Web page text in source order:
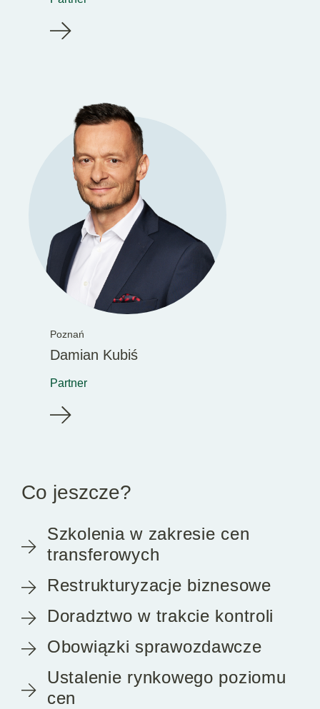
Poznań
Damian Kubiś
Partner
Co jeszcze?
Szkolenia w zakresie cen
transferowych
Restrukturyzacje biznesowe
Doradztwo w trakcie kontroli
Obowiązki sprawozdawcze
Ustalenie rynkowego poziomu
cen